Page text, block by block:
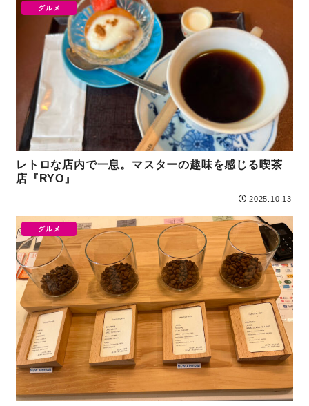
グルメ
レトロな店内で一息。マスターの趣味を感じる喫茶
店『RYO』
2025.10.13
グルメ